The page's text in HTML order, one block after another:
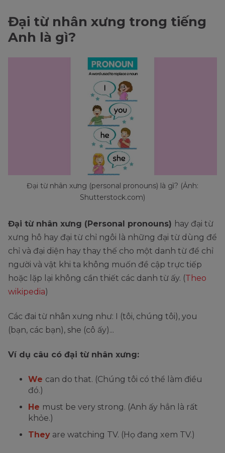
Đại từ nhân xưng trong tiếng
Anh là gì?
Đại từ nhân xưng (personal pronouns) là gì? (Ảnh:
Shutterstock.com)
Đại từ nhân xưng (Personal pronouns) hay đại từ
xưng hô hay đại từ chỉ ngôi là những đại từ dùng để
chỉ và đại diện hay thay thế cho một danh từ để chỉ
người và vật khi ta không muốn đề cập trực tiếp
hoặc lặp lại không cần thiết các danh từ ấy. (Theo
wikipedia)
Các đai từ nhân xưng như: I (tôi, chúng tôi), you
(bạn, các bạn), she (cô ấy)...
Ví dụ câu có đại từ nhân xưng:
We can do that. (Chúng tôi có thể làm điều
đó.)
He must be very strong. (Anh ấy hẳn là rất
khỏe.)
They are watching TV. (Họ đang xem TV.)